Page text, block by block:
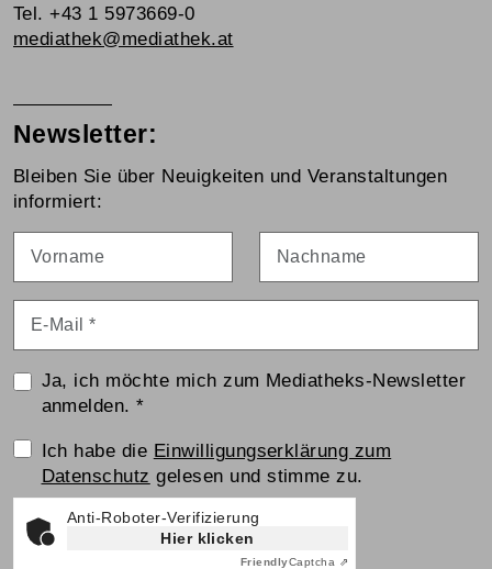
Tel. +43 1 5973669-0
mediathek@mediathek.at
Newsletter:
Bleiben Sie über Neuigkeiten und Veranstaltungen
informiert:
Ja, ich möchte mich zum Mediatheks-Newsletter
anmelden.*
Einwilligungserklärung
Ich habe die Einwilligungserklärung zum
Datenschutz gelesen und stimme zu.
Anti-Roboter-Verifizierung
Hier klicken
FriendlyCaptcha ⇗